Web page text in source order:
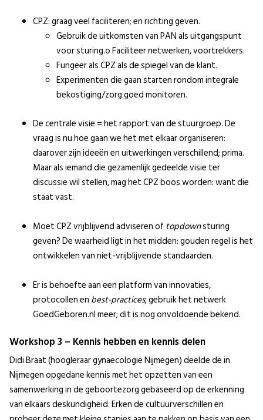
CPZ: graag veel faciliteren; en richting geven.
Gebruik de uitkomsten van PAN als uitgangspunt
voor sturing.o Faciliteer netwerken, voortrekkers.
Fungeer als CPZ als de spiegel van de klant.
Experimenten die gaan starten rondom integrale
bekostiging/zorg goed monitoren.
De centrale visie = het rapport van de stuurgroep. De
vraag is nu hoe gaan we het met elkaar organiseren:
daarover zijn ideeën en uitwerkingen verschillend; prima.
Maar als iemand die gezamenlijk gedeelde visie ter
discussie wil stellen, mag het CPZ boos worden: want die
staat vast.
Moet CPZ vrijblijvend adviseren of topdownsturing
geven? De waarheid ligt in het midden: gouden regel is het
ontwikkelen van niet-vrijblijvende standaarden.
Er is behoefte aan een platform van innovaties,
protocollen en best-practices; gebruik het netwerk
GoedGeboren.nl meer; dit is nog onvoldoende bekend.
Workshop 3 – Kennis hebben en kennis delen
Didi Braat (hoogleraar gynaecologie Nijmegen) deelde de in
Nijmegen opgedane kennis met het opzetten van een
samenwerking in de geboortezorg gebaseerd op de erkenning
van elkaars deskundigheid. Erken de cultuurverschillen en